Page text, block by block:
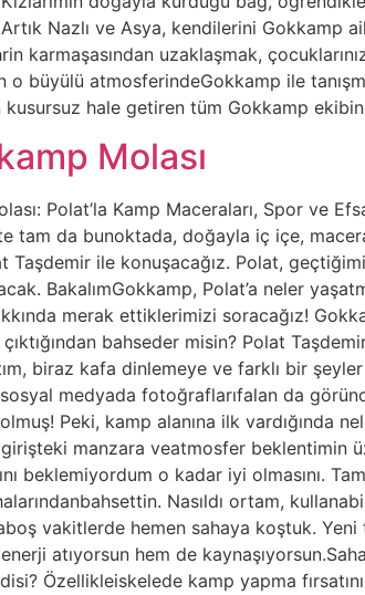
Nazlı ve Asya, kendilerini Gokkamp
karmaşasından uzaklaşmak,
o büyülü atmosferindeGokkamp ile
hale getiren tüm Gokkamp
Molası
Polat’la Kamp Maceraları, Spor ve
tam da bunoktada, doğayla iç içe,
Taşdemir ile konuşacağız. Polat,
BakalımGokkamp, Polat’a neler
merak ettiklerimizi soracağız!
bahseder misin? Polat
biraz kafa dinlemeye ve farklı bir
medyada fotoğraflarıfalan da
Peki, kamp alanına ilk vardığında
girişteki manzara veatmosfer
beklemiyordum o kadar iyi olmasını.
Nasıldı ortam,
vakitlerde hemen sahaya koştuk. Yeni
atıyorsun hem de
Özellikleiskelede kamp yapma